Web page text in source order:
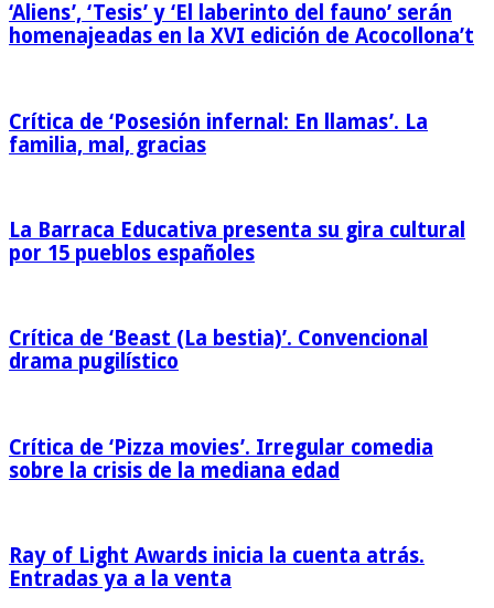
‘Aliens’, ‘Tesis’ y ‘El laberinto del fauno’ serán
homenajeadas en la XVI edición de Acocollona’t
Crítica de ‘Posesión infernal: En llamas’. La
familia, mal, gracias
La Barraca Educativa presenta su gira cultural
por 15 pueblos españoles
Crítica de ‘Beast (La bestia)’. Convencional
drama pugilístico
Crítica de ‘Pizza movies’. Irregular comedia
sobre la crisis de la mediana edad
Ray of Light Awards inicia la cuenta atrás.
Entradas ya a la venta